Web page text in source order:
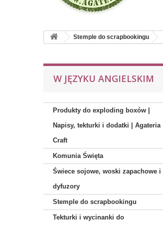
Stemple do scrapbookingu
W JĘZYKU ANGIELSKIM
Produkty do exploding boxów |
Napisy, tekturki i dodatki | Agateria
Craft
Komunia Święta
Świece sojowe, woski zapachowe i
dyfuzory
Stemple do scrapbookingu
Tekturki i wycinanki do